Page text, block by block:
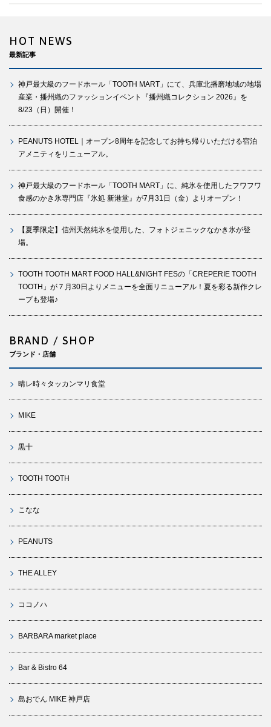
HOT NEWS
最新記事
神戸最大級のフードホール「TOOTH MART」にて、兵庫北播磨地域の地場
産業・播州織のファッションイベント『播州織コレクション 2026』を
8/23（日）開催！
PEANUTS HOTEL｜オープン8周年を記念してお持ち帰りいただける宿泊
アメニティをリニューアル。
神戸最大級のフードホール「TOOTH MART」に、純氷を使用したフワフワ
食感のかき氷専門店『氷処 新港堂』が7月31日（金）よりオープン！
【夏季限定】信州天然純氷を使用した、フォトジェニックなかき氷が登
場。
TOOTH TOOTH MART FOOD HALL&NIGHT FESの「CREPERIE TOOTH
TOOTH」が７月30日よりメニューを全面リニューアル！夏を彩る新作クレ
ープも登場♪
BRAND / SHOP
ブランド・店舗
晴レ時々タッカンマリ食堂
MIKE
黒十
TOOTH TOOTH
こなな
PEANUTS
THE ALLEY
ココノハ
BARBARA market place
Bar & Bistro 64
島おでん MIKE 神戸店